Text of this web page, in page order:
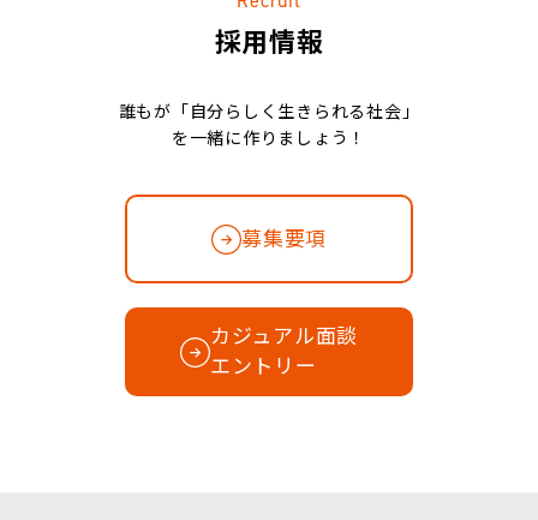
採用情報
誰もが「自分らしく生きられる社会」
を一緒に作りましょう！
募集要項
カジュアル面談
エントリー